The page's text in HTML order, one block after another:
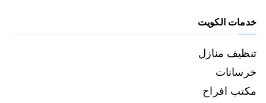
خدمات الكويت
تنظيف منازل
خرسانات
مكتب افراح